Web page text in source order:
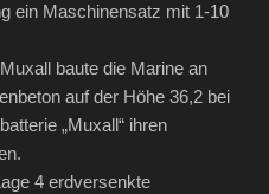
ein Maschinensatz mit 1-10
baute die Marine an
auf der Höhe 36,2 bei
„Muxall“ ihren
4 erdversenkte